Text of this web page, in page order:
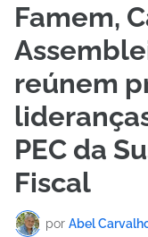
Famem,
reúnem
PEC da
Fiscal
por Abel